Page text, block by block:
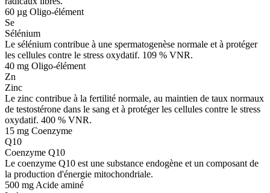
60 µg Oligo-élément
Se
Sélénium
Le sélénium contribue à une spermatogenèse normale et à protéger
les cellules contre le stress oxydatif. 109 % VNR.
40 mg Oligo-élément
Zn
Zinc
Le zinc contribue à la fertilité normale, au maintien de taux normaux
de testostérone dans le sang et à protéger les cellules contre le stress
oxydatif. 400 % VNR.
15 mg Coenzyme
Q10
Coenzyme Q10
Le coenzyme Q10 est une substance endogène et un composant de
la production d'énergie mitochondriale.
500 mg Acide aminé